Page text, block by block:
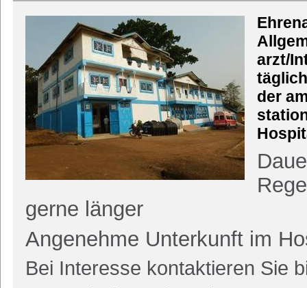
arzt/
der
gerne länger
Angenehme Unterkunft im
Bei Interesse kontaktieren Sie